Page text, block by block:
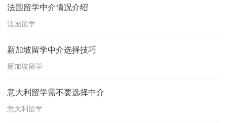
法国留学中介情况介绍
法国留学
新加坡留学中介选择技巧
新加坡留学
意大利留学需不要选择中介
意大利留学